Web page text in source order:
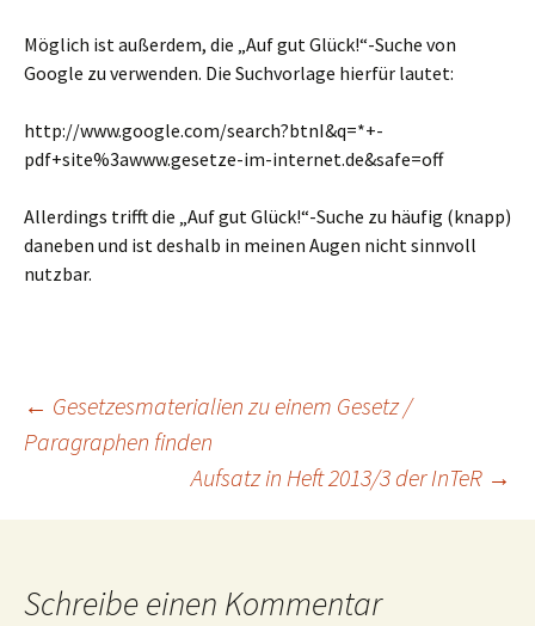
Möglich ist außerdem, die „Auf gut Glück!“-Suche von
Google zu verwenden. Die Suchvorlage hierfür lautet:
http://www.google.com/search?btnI&q=*+-
pdf+site%3awww.gesetze-im-internet.de&safe=off
Allerdings trifft die „Auf gut Glück!“-Suche zu häufig (knapp)
daneben und ist deshalb in meinen Augen nicht sinnvoll
nutzbar.
Beitragsnavigation
← Gesetzesmaterialien zu einem Gesetz /
Paragraphen finden
Aufsatz in Heft 2013/3 der InTeR →
Schreibe einen Kommentar